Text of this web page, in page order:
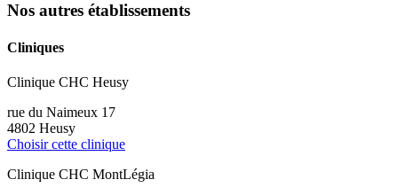
Nos autres établissements
Cliniques
Clinique CHC Heusy
rue du Naimeux 17
4802 Heusy
Choisir cette clinique
Clinique CHC MontLégia